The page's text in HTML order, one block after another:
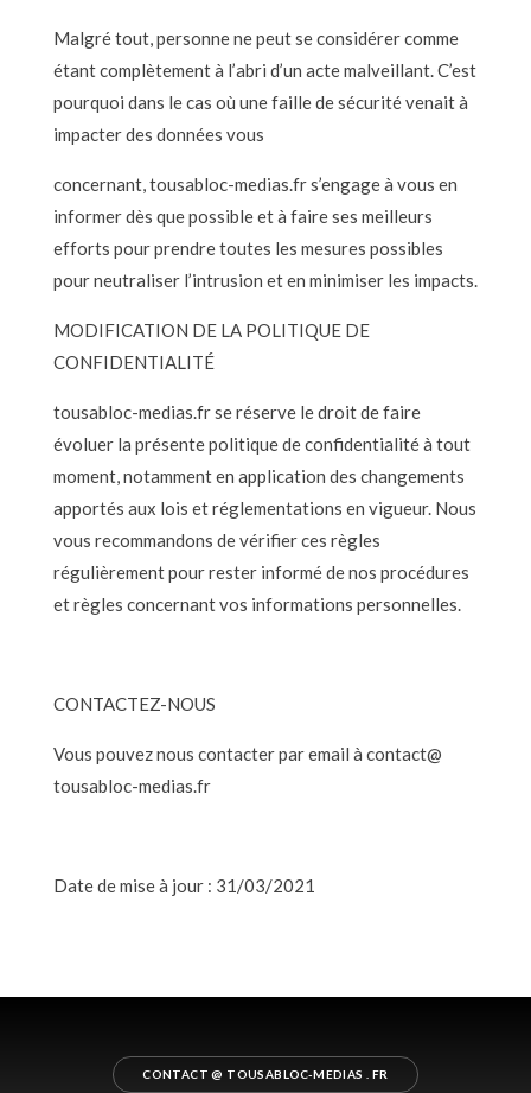
Malgré tout, personne ne peut se considérer comme
étant complètement à l’abri d’un acte malveillant. C’est
pourquoi dans le cas où une faille de sécurité venait à
impacter des données vous
concernant, tousabloc-medias.fr s’engage à vous en
informer dès que possible et à faire ses meilleurs
efforts pour prendre toutes les mesures possibles
pour neutraliser l’intrusion et en minimiser les impacts.
MODIFICATION DE LA POLITIQUE DE
CONFIDENTIALITÉ
tousabloc-medias.fr se réserve le droit de faire
évoluer la présente politique de confidentialité à tout
moment, notamment en application des changements
apportés aux lois et réglementations en vigueur. Nous
vous recommandons de vérifier ces règles
régulièrement pour rester informé de nos procédures
et règles concernant vos informations personnelles.
CONTACTEZ-NOUS
Vous pouvez nous contacter par email à contact@
tousabloc-medias.fr
Date de mise à jour : 31/03/2021
CONTACT @ TOUSABLOC-MEDIAS . FR